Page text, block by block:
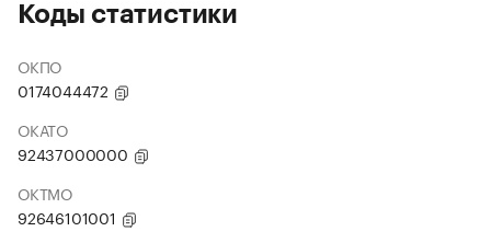
Коды статистики
ОКПО
0174044472
ОКАТО
92437000000
ОКТМО
92646101001